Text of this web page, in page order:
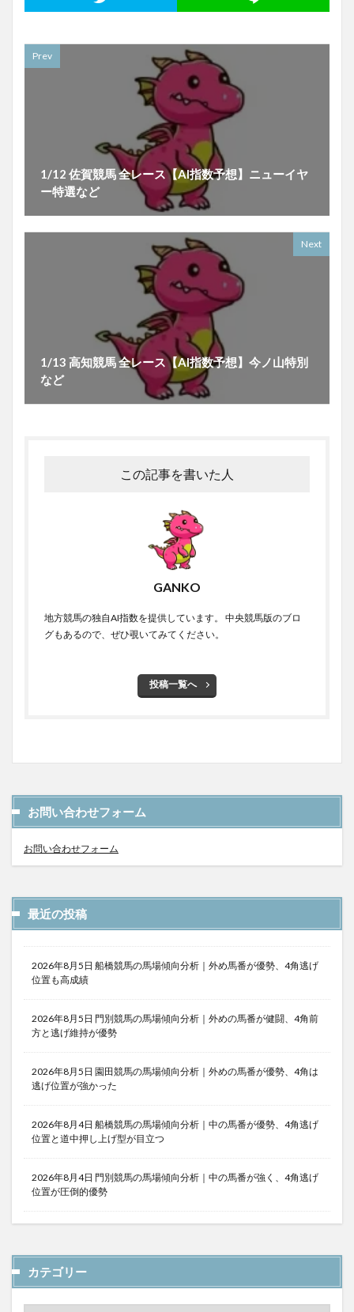
Prev
1/12 佐賀競馬 全レース【AI指数予想】ニューイヤ
ー特選など
Next
1/13 高知競馬 全レース【AI指数予想】今ノ山特別
など
この記事を書いた人
GANKO
地方競馬の独自AI指数を提供しています。 中央競馬版のブロ
グもあるので、ぜひ覗いてみてください。
投稿一覧へ
お問い合わせフォーム
お問い合わせフォーム
最近の投稿
2026年8月5日 船橋競馬の馬場傾向分析｜外め馬番が優勢、4角逃げ
位置も高成績
2026年8月5日 門別競馬の馬場傾向分析｜外めの馬番が健闘、4角前
方と逃げ維持が優勢
2026年8月5日 園田競馬の馬場傾向分析｜外めの馬番が優勢、4角は
逃げ位置が強かった
2026年8月4日 船橋競馬の馬場傾向分析｜中の馬番が優勢、4角逃げ
位置と道中押し上げ型が目立つ
2026年8月4日 門別競馬の馬場傾向分析｜中の馬番が強く、4角逃げ
位置が圧倒的優勢
カテゴリー